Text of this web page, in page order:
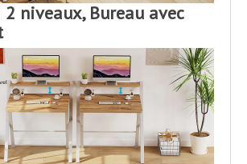
2 niveaux, Bureau avec